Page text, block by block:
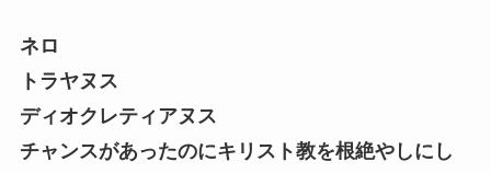
ネロ
トラヤヌス
ディオクレティアヌス
チャンスがあったのにキリスト教を根絶やしにし